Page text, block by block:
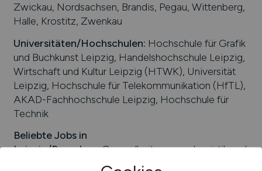
Zwickau, Nordsachsen, Brandis, Pegau, Wittenberg,
Halle, Krostitz, Zwenkau
Universitäten/Hochschulen: Hochschule für Grafik
und Buchkunst Leipzig, Handelshochschule Leipzig,
Wirtschaft und Kultur Leipzig (HTWK), Universität
Leipzig, Hochschule für Telekommunikation (HfTL),
AKAD-Fachhochschule Leipzig, Hochschule für
Technik
Beliebte Jobs in
Leipzig/Branchen:Gesundheitswesen, Logistik und
Verkehr, Biotechnologie, Energietechnik,